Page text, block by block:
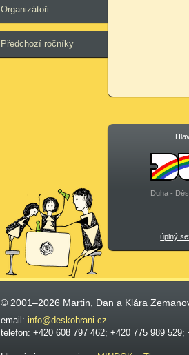
Organizátoři
Předchozí ročníky
Duha -
úplný
© 2001–2026 Martin, Dan a Klára
email: info@deskohrani.cz
telefon: +420 608 797 462; +420 775 989 529;